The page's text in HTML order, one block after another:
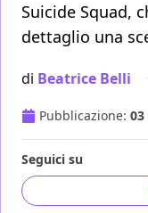
Suicide Squad,
dettaglio una
di Beatrice Belli
Pubblicazione: 03
Seguici su